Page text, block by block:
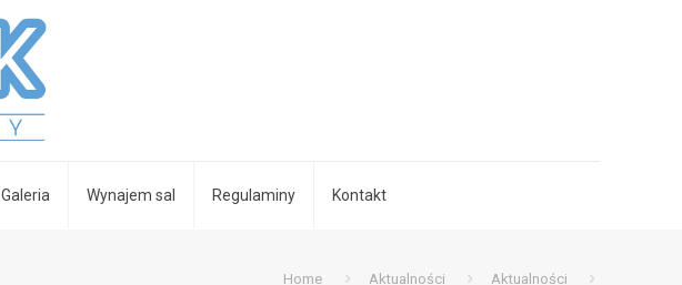
Galeria Wynajem sal Regulaminy Kontakt
Home Aktualności
Aktualności